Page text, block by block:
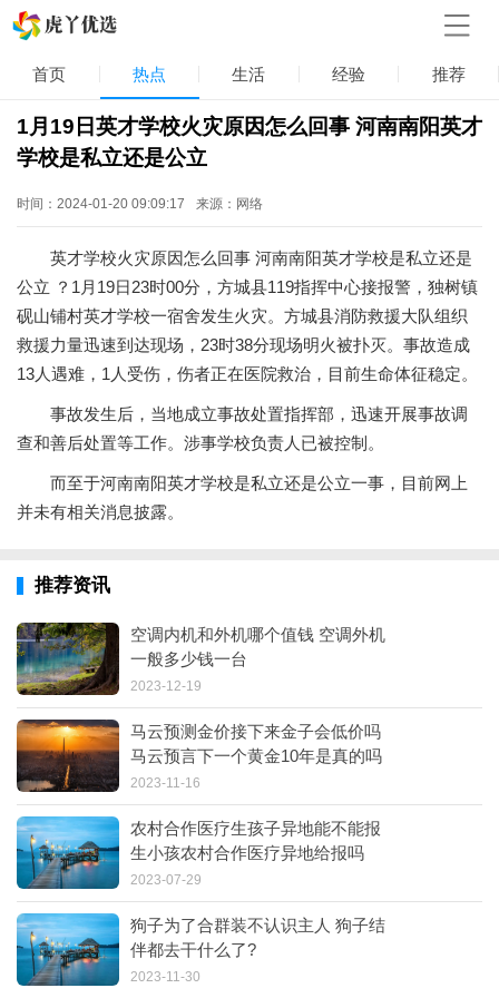
首页 热点 生活 经验 推荐
1月19日英才学校火灾原因怎么回事 河南南阳英才
学校是私立还是公立
时间：2024-01-20 09:09:17 来源：网络
英才学校火灾原因怎么回事 河南南阳英才学校是私立还是
公立 ？1月19日23时00分，方城县119指挥中心接报警，独树镇
砚山铺村英才学校一宿舍发生火灾。方城县消防救援大队组织
救援力量迅速到达现场，23时38分现场明火被扑灭。事故造成
13人遇难，1人受伤，伤者正在医院救治，目前生命体征稳定。
事故发生后，当地成立事故处置指挥部，迅速开展事故调
查和善后处置等工作。涉事学校负责人已被控制。
而至于河南南阳英才学校是私立还是公立一事，目前网上
并未有相关消息披露。
推荐资讯
空调内机和外机哪个值钱 空调外机
一般多少钱一台
2023-12-19
马云预测金价接下来金子会低价吗
马云预言下一个黄金10年是真的吗
2023-11-16
农村合作医疗生孩子异地能不能报
生小孩农村合作医疗异地给报吗
2023-07-29
狗子为了合群装不认识主人 狗子结
伴都去干什么了?
2023-11-30